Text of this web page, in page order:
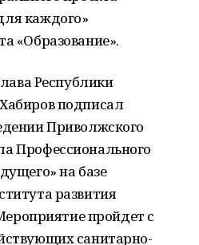
каждого»
«Образование».
Республики
подписал
Приволжского
Профессионального
на базе
развития
пройдет с
санитарно-